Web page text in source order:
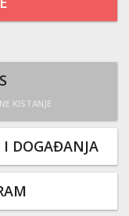
KISTANJE
I DOGAĐANJA